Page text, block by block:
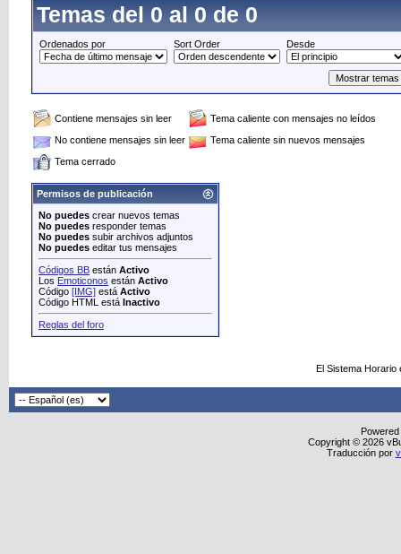
Temas del 0 al 0 de 0
Ordenados por Sort Order Desde
Contiene mensajes sin leer
Tema caliente con mensajes no leídos
No contiene mensajes sin leer
Tema caliente sin nuevos mensajes
Tema cerrado
Permisos de publicación
No puedes crear nuevos temas
No puedes responder temas
No puedes subir archivos adjuntos
No puedes editar tus mensajes
Códigos BB están Activo
Los Emoticonos están Activo
Código [IMG] está Activo
Código HTML está Inactivo
Reglas del foro
El Sistema
Copyright © 2026
Traducción por